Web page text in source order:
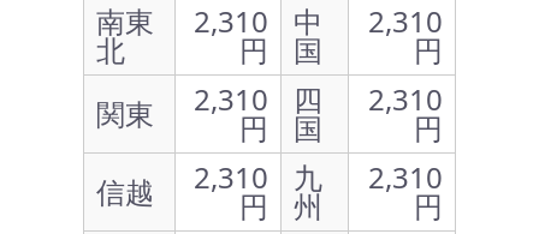
南東
北
2,310
円
中
国
2,310
円
関東
2,310
円
四
国
2,310
円
信越
2,310
円
九
州
2,310
円